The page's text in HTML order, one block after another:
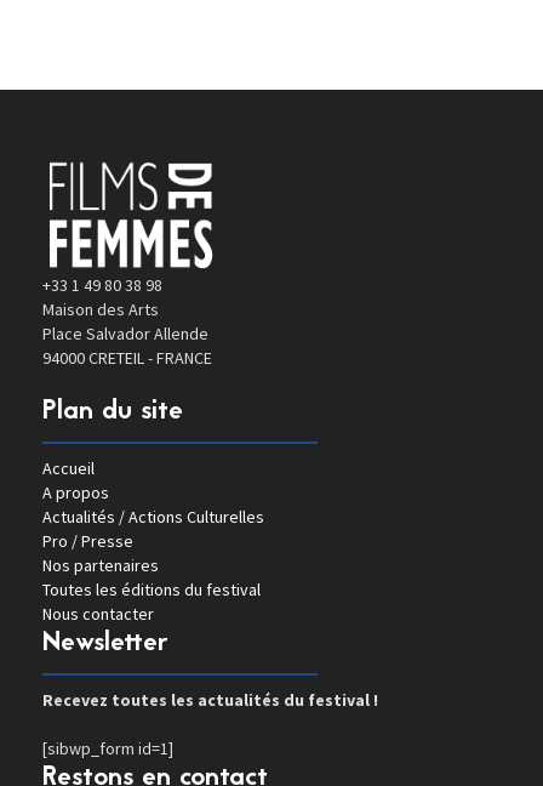
+33 1 49 80 38 98
Maison des Arts
Place Salvador Allende
94000 CRETEIL - FRANCE
Plan du site
Accueil
A propos
Actualités / Actions Culturelles
Pro / Presse
Nos partenaires
Toutes les éditions du festival
Nous contacter
Newsletter
Recevez toutes les actualités du festival !
[sibwp_form id=1]